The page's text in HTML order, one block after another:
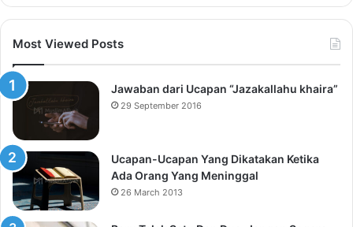
Most Viewed Posts
Jawaban dari Ucapan “Jazakallahu khaira”
29 September 2016
Ucapan-Ucapan Yang Dikatakan Ketika
Ada Orang Yang Meninggal
26 March 2013